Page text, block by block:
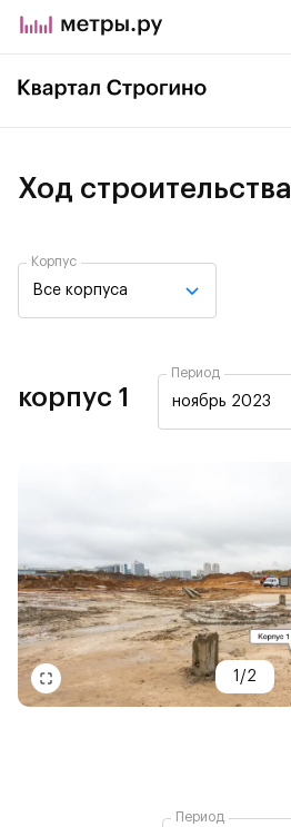
Ход строительства
Корпус
Все корпуса
корпус 1
Период
ноябрь 2023
1 /2
Период